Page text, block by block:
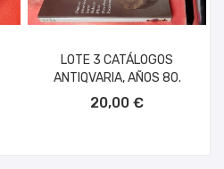
LOTE 3 CATÁLOGOS
ANTIQVARIA, AÑOS 80.
20,00 €